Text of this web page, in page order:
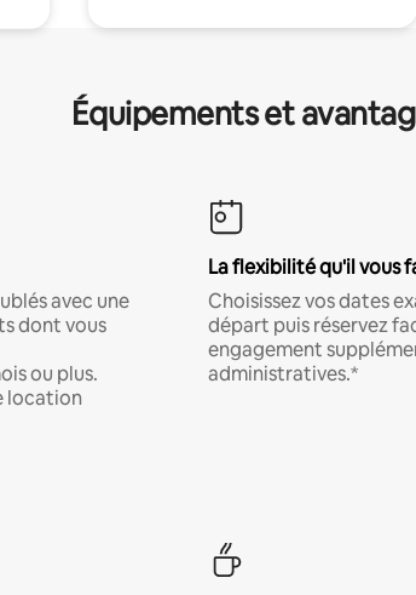
Équipements et
avec une
dont vous
ou plus.
location
La flexibilité qu'il vous
Choisissez vos dates
départ puis réservez
engagement
administratives.*